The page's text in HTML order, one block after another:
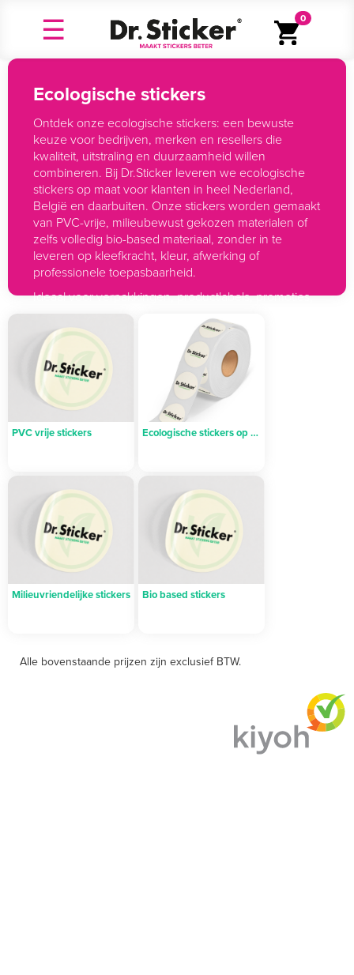
0
Ecologische stickers
Ontdek onze ecologische stickers: een bewuste
keuze voor bedrijven, merken en resellers die
kwaliteit, uitstraling en duurzaamheid willen
combineren. Bij Dr.Sticker leveren we ecologische
stickers op maat voor klanten in heel Nederland,
België en daarbuiten. Onze stickers worden gemaakt
van PVC-vrije, milieubewust gekozen materialen of
zelfs volledig bio-based materiaal, zonder in te
leveren op kleefkracht, kleur, afwerking of
professionele toepasbaarheid.
Ideaal voor verpakkingen, productlabels, promoties,
retail, industrie en merken die hun duurzame
uitstraling willen versterken. Of je nu een eenmalige
campagne, grotere oplage of reseller-aanvraag hebt:
wij denken mee in materiaalkeuze, uitvoering en
levering.
PVC vrije stickers Ecologische stickers op rol
Milieuvriendelijke stickers Bio based stickers
Alle bovenstaande prijzen zijn exclusief BTW.